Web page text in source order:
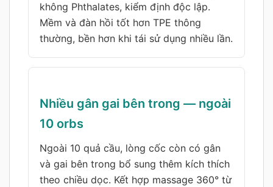
không Phthalates, kiểm định độc lập.
Mềm và đàn hồi tốt hơn TPE thông
thường, bền hơn khi tái sử dụng nhiều lần.
Nhiều gân gai bên trong — ngoài
10 orbs
Ngoài 10 quả cầu, lòng cốc còn có gân
và gai bên trong bổ sung thêm kích thích
theo chiều dọc. Kết hợp massage 360° từ